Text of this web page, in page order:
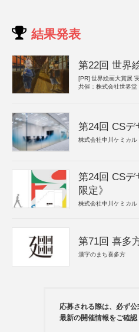
結果発表
第22回 世界
[PR] 世界絵画大賞展
共催：株式会社世界堂
第24回 CSデ
株式会社中川ケミカル
第24回 CSデ
限定》
株式会社中川ケミカル
第71回 喜多
漢字のまち喜多方
応募される際は、必ず
最新の開催情報をご確認